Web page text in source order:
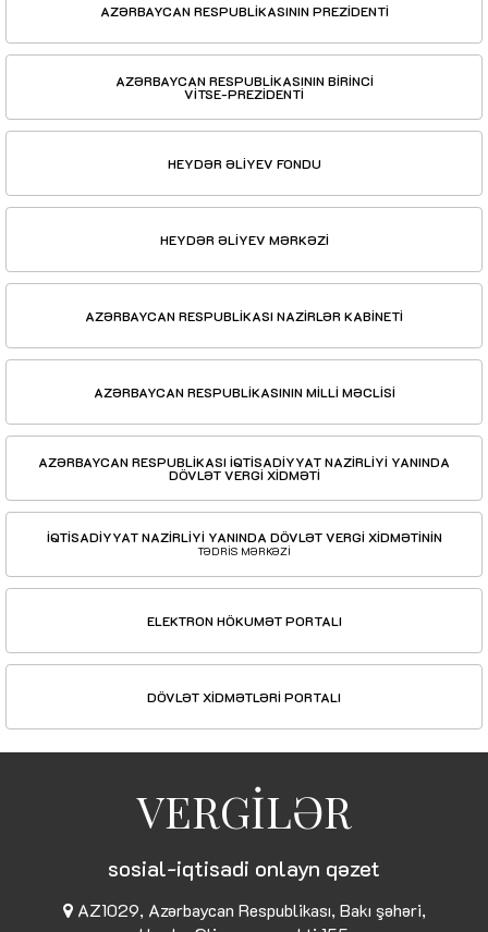
AZƏRBAYCAN RESPUBLİKASININ PREZİDENTİ
AZƏRBAYCAN RESPUBLİKASININ BİRİNCİ
VİTSE-PREZİDENTİ
HEYDƏR ƏLİYEV FONDU
HEYDƏR ƏLİYEV MƏRKƏZİ
AZƏRBAYCAN RESPUBLİKASI NAZİRLƏR KABİNETİ
AZƏRBAYCAN RESPUBLİKASININ MİLLİ MƏCLİSİ
AZƏRBAYCAN RESPUBLİKASI İQTİSADİYYAT NAZİRLİYİ YANINDA
DÖVLƏT VERGİ XİDMƏTİ
İQTİSADİYYAT NAZİRLİYİ YANINDA DÖVLƏT VERGİ XİDMƏTİNİN
TƏDRİS MƏRKƏZİ
ELEKTRON HÖKUMƏT PORTALI
DÖVLƏT XİDMƏTLƏRİ PORTALI
VERGİLƏR
sosial-iqtisadi onlayn qəzet
AZ1029, Azərbaycan Respublikası, Bakı şəhəri,